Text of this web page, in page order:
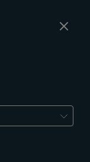
wereld. Dat
gebruikt wordt.
termen onder